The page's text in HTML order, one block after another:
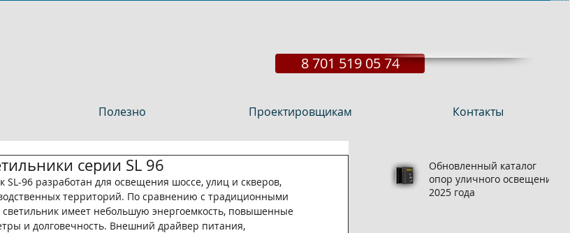
8 701 519 05 74
Полезно Проектировщикам Контакты
серии SL 96
SL-96 разработан для освещения шоссе, улиц и скверов,
территорий. По сравнению с традиционными
имеет небольшую энергоемкость, повышенные
и долговечность. Внешний драйвер питания,
Обновленный каталог
опор уличного освещения
2025 года